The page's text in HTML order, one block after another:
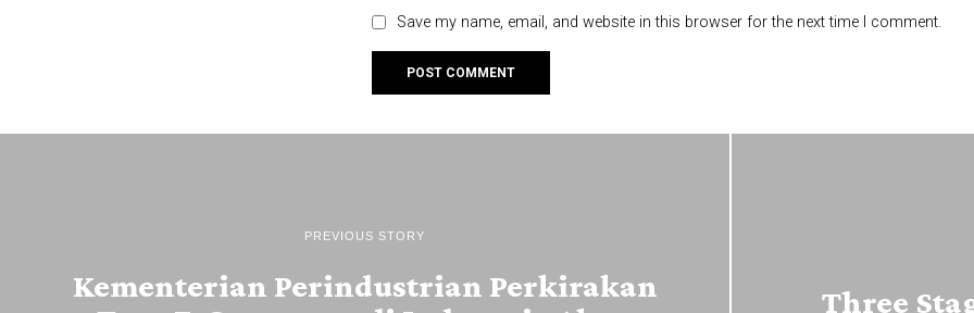
Save my name, email, and website in this browser for the next time I comment.
PREVIOUS STORY
Kementerian Perindustrian Perkirakan
Three